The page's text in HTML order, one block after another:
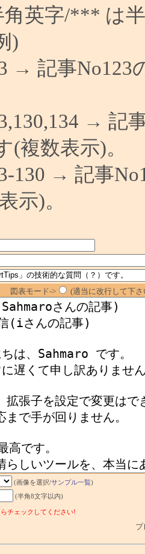
角英字/*** は
)
→ 記事No123
→ 記
(複数表示)。
130 → 記事
示)。
図表モード-> (適当に改行して下
(画像を選択/サンプル一覧)
(半角8文字以内)
チェックしてください!
プ